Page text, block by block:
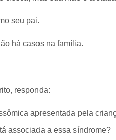
seu pai.
há casos na família.
responda:
apresentada pela
associada a essa síndrome?